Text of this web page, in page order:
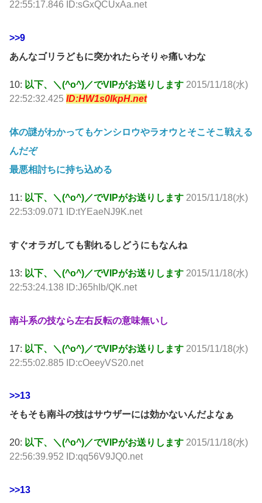
22:55:17.846 ID:sGxQCUxAa.net
>>9
あんなゴリラどもに突かれたらそりゃ痛いわな
10: 以下、＼(^o^)／でVIPがお送りします 2015/11/18(水)
22:52:32.425 ID:HW1s0IkpH.net
体の謎がわかってもケンシロウやラオウとそこそこ戦える
んだぞ
最悪相討ちに持ち込める
11: 以下、＼(^o^)／でVIPがお送りします 2015/11/18(水)
22:53:09.071 ID:tYEaeNJ9K.net
すぐオラガしても割れるしどうにもなんね
13: 以下、＼(^o^)／でVIPがお送りします 2015/11/18(水)
22:53:24.138 ID:J65hIb/QK.net
南斗系の技なら左右反転の意味無いし
17: 以下、＼(^o^)／でVIPがお送りします 2015/11/18(水)
22:55:02.885 ID:cOeeyVS20.net
>>13
そもそも南斗の技はサウザーには効かないんだよなぁ
20: 以下、＼(^o^)／でVIPがお送りします 2015/11/18(水)
22:56:39.952 ID:qq56V9JQ0.net
>>13